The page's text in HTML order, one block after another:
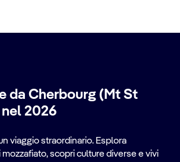
da Cherbourg (Mt St
2026
viaggio straordinario. Esplora
scopri culture diverse e vivi